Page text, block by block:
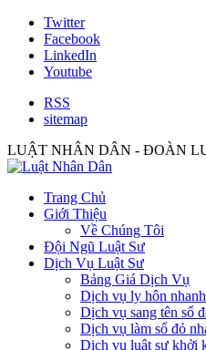
Twitter
Facebook
LinkedIn
Youtube
RSS
sitemap
LUẬT NHÂN DÂN - ĐOÀN
Trang Chủ
Giới Thiệu
Về Chúng Tôi
Đội Ngũ Luật Sư
Dịch Vụ Luật Sư
Bảng Giá Dịch Vụ
Dịch vụ ly hôn nhanh
Dịch vụ sang tên sổ
Dịch vụ làm sổ đỏ
Dịch vụ luật sư khởi